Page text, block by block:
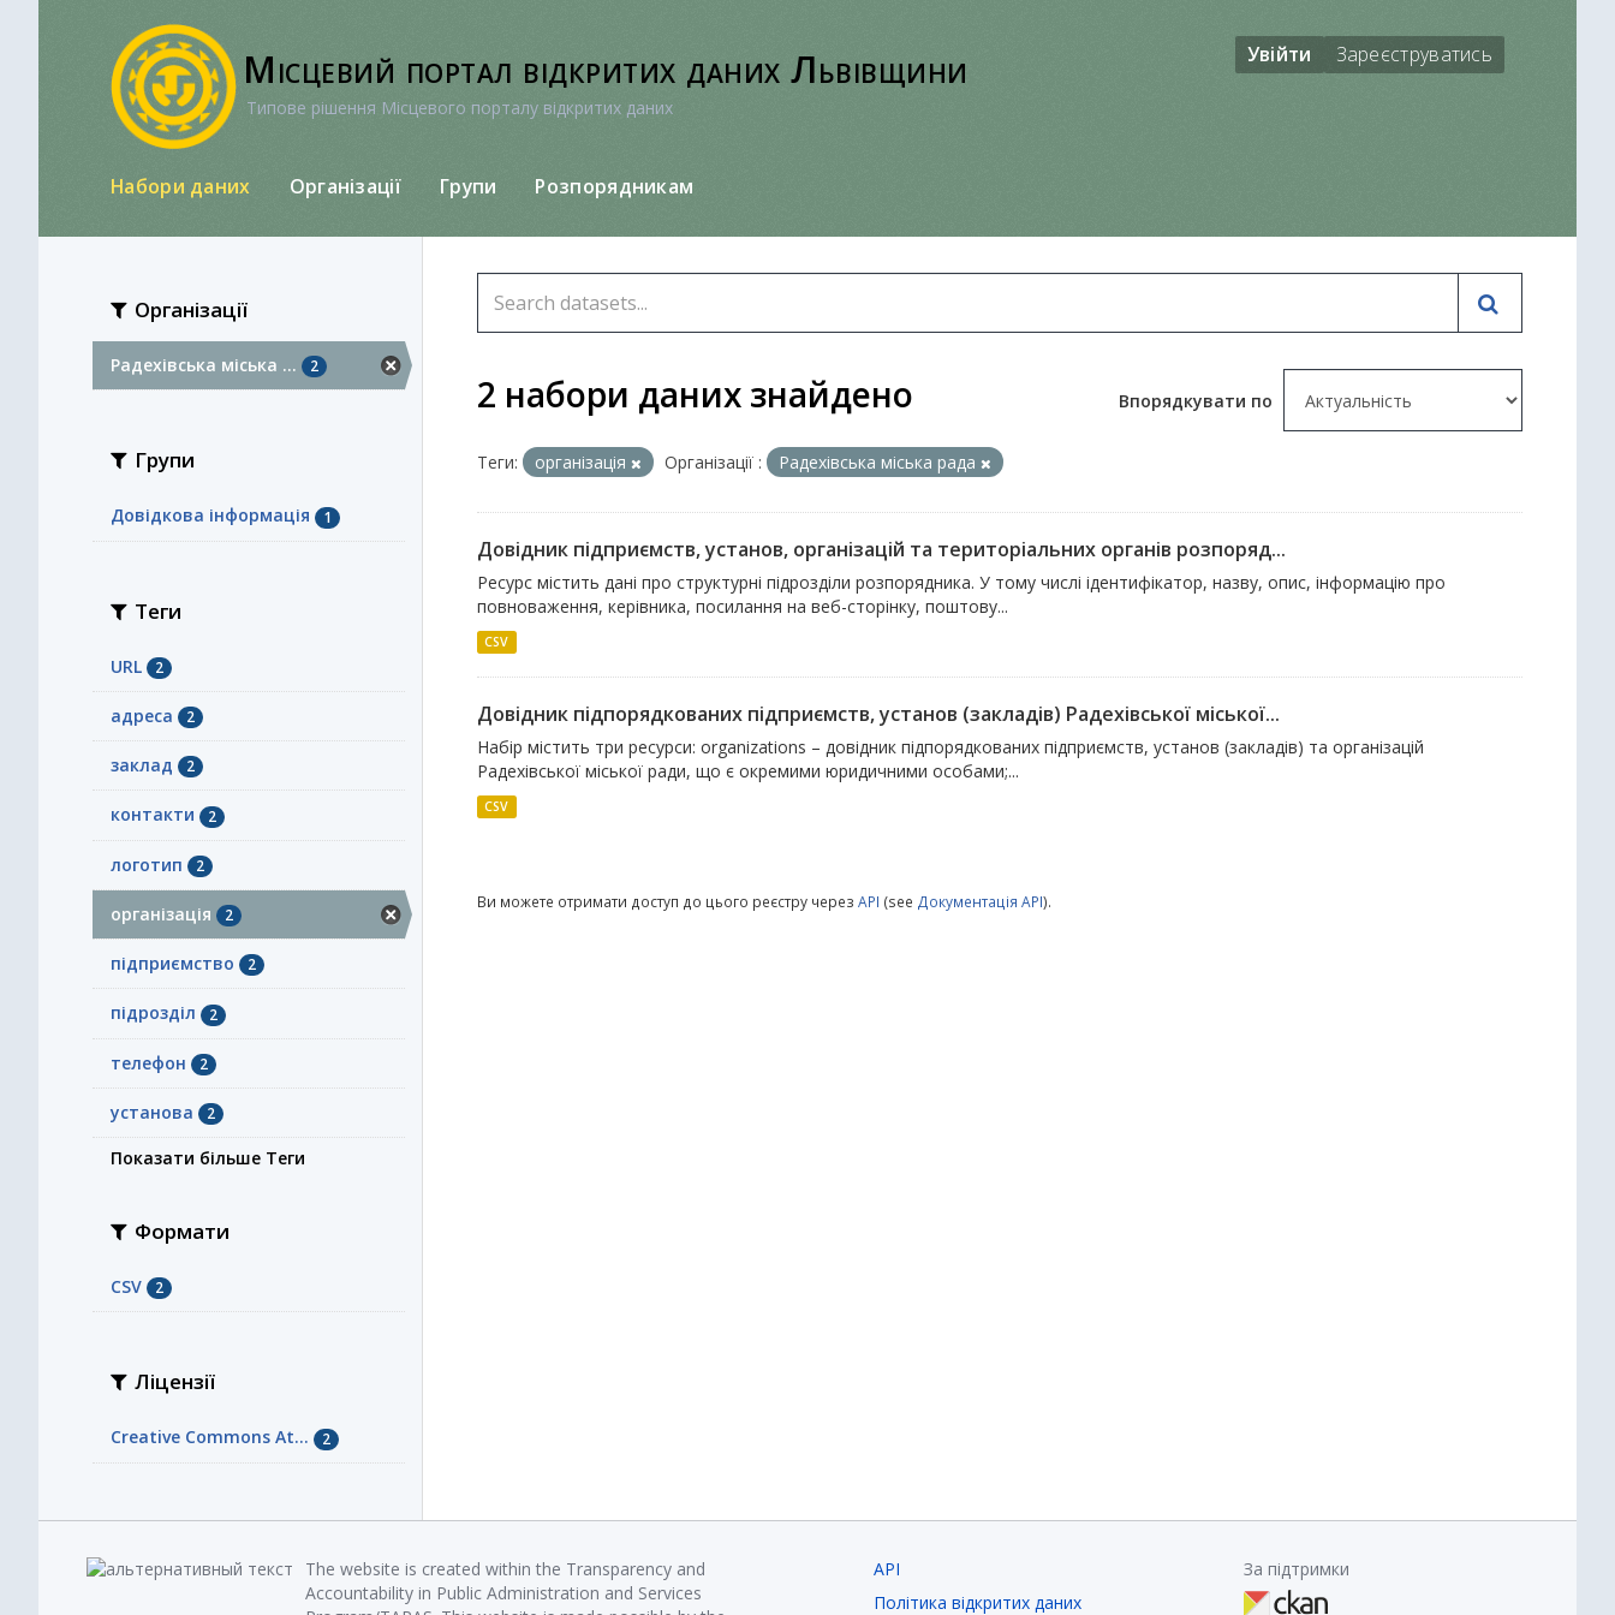
Місцевий портал відкритих даних Львівщини
Типове рішення Місцевого порталу відкритих даних
Увійти Зареєструватись
Набори даних Організації Групи Розпорядникам
Організації
Радехівська міська ... 2
Групи
Довідкова інформація 1
Теги
URL 2
адреса 2
заклад 2
контакти 2
логотип 2
організація 2
підприємство 2
підрозділ 2
телефон 2
установа 2
Показати більше Теги
Формати
CSV 2
Ліцензії
Creative Commons At... 2
Впорядкувати по
2 набори даних знайдено
Теги: організація Організації : Радехівська міська рада
Довідник підприємств, установ, організацій та територіальних органів розпоряд...
Ресурс містить дані про структурні підрозділи розпорядника. У тому числі ідентифікатор, назву, опис, інформацію про
повноваження, керівника, посилання на веб-сторінку, поштову...
CSV
Довідник підпорядкованих підприємств, установ (закладів) Радехівської міської...
Набір містить три ресурси: organizations – довідник підпорядкованих підприємств, установ (закладів) та організацій
Радехівської міської ради, що є окремими юридичними особами;...
CSV
Ви можете отримати доступ до цього реєстру через API (see Документація API).
The website is created within the Transparency and
Accountability in Public Administration and Services
API
Політика відкритих даних
За підтримки